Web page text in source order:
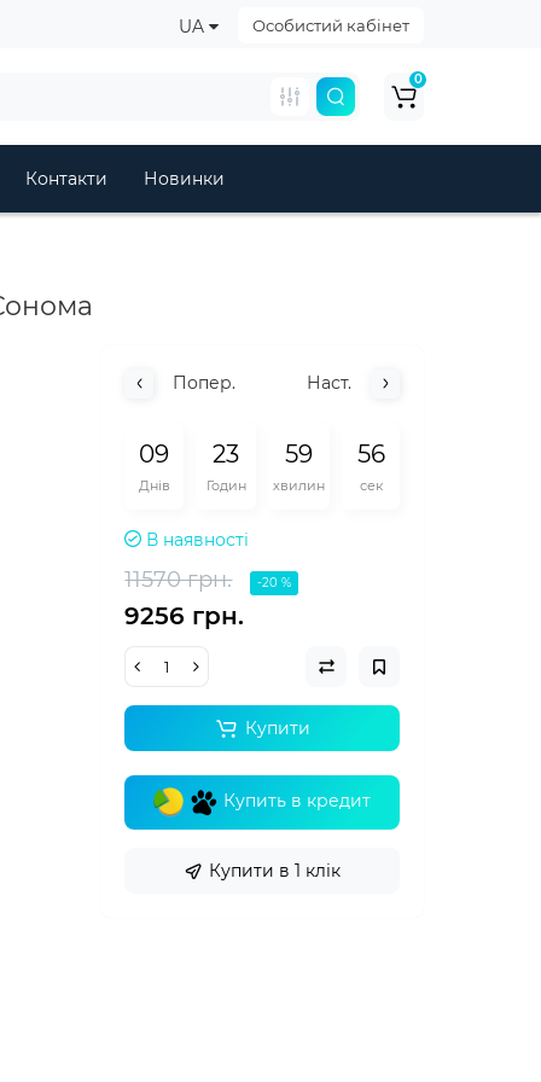
Особистий кабінет
UA
0
Контакти Новинки
Попер. Наст.
09
Днів
23
Годин
59
хвилин
55
сек
В наявності
11570 грн. -20 %
9256 грн.
Купити
Купить в кредит
Купити в 1 клік